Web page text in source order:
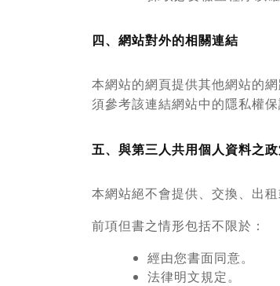
四、網站對外的相關連結
本網站的網頁提供其他網站的
須參考該連結網站中的隱私權保
五、與第三人共用個人資料之
本網站絕不會提供、交換、出
前項但書之情形包括不限於：
經由您書面同意。
法律明文規定。